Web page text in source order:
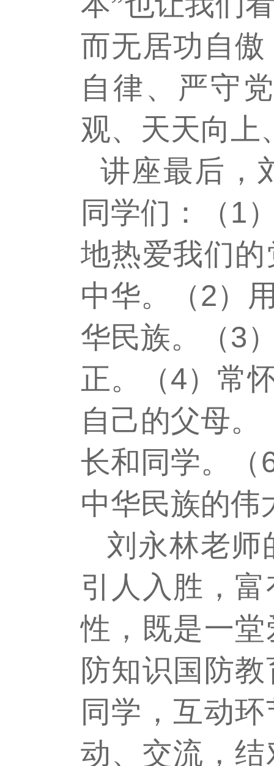
而无居功自
自律、严守
观、天天向上
讲座最后，
同学们：（1
地热爱我们
中华。（2）
华民族。（3
正。（4）常
自己的父母。
长和同学。（
中华民族的伟
刘永林老师
引人入胜，
性，既是一
防知识国防
同学，互动
动、交流，